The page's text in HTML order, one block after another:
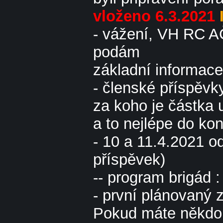
vloženo 6.3.2021
- vážení, VH RC
podám
základní
- členské
za koho je částka
a to nejlépe do
- 10 a 11.4.2021
příspěvek)
-- program brigád
- první plánovaný
Pokud máte